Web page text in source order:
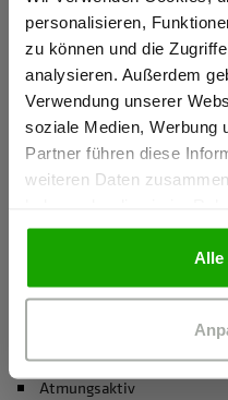
personalisieren,
zu können und die
analysieren. Außerdem
Verwendung unserer
soziale Medien, Werbung
Partner führen diese
weiteren Daten
gesammelt haben.
Alle
Namenslabel verhindert
Herstellerangaben
Schöffel PRO GmbH,
info@schoeffel-pro.com
Atmungsaktiv
Ich bestätige, dass
Preise